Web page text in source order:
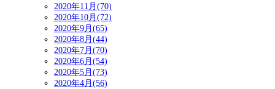
2020年11月(70)
2020年10月(72)
2020年9月(65)
2020年8月(44)
2020年7月(70)
2020年6月(54)
2020年5月(73)
2020年4月(56)